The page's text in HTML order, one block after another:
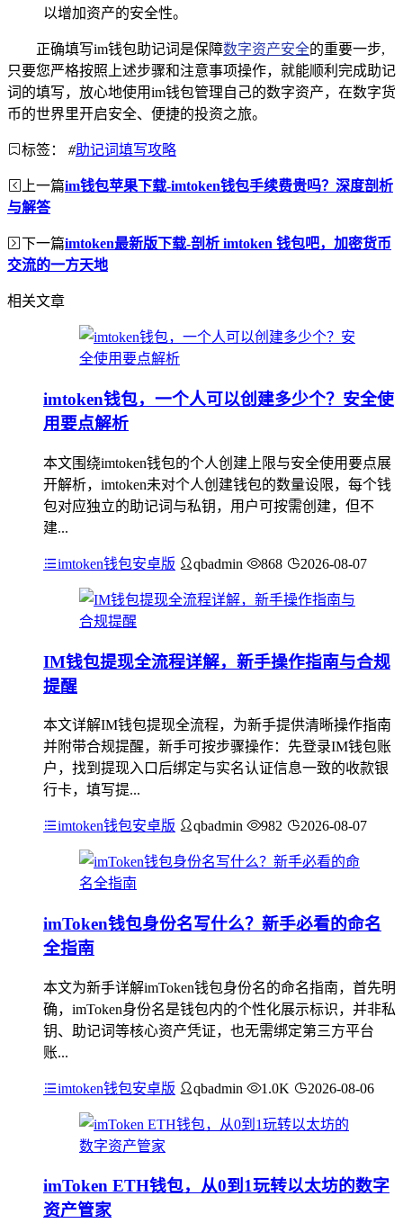
以增加资产的安全性。
正确填写im钱包助记词是保障数字资产安全的重要一步,
只要您严格按照上述步骤和注意事项操作，就能顺利完成助记
词的填写，放心地使用im钱包管理自己的数字资产，在数字货
币的世界里开启安全、便捷的投资之旅。
标签： #助记词填写攻略
上一篇im钱包苹果下载-imtoken钱包手续费贵吗？深度剖析
与解答
下一篇imtoken最新版下载-剖析 imtoken 钱包吧，加密货币
交流的一方天地
相关文章
imtoken钱包，一个人可以创建多少个？安全使
用要点解析
本文围绕imtoken钱包的个人创建上限与安全使用要点展
开解析，imtoken未对个人创建钱包的数量设限，每个钱
包对应独立的助记词与私钥，用户可按需创建，但不
建...
imtoken钱包安卓版 qbadmin 868 2026-08-07
IM钱包提现全流程详解，新手操作指南与合规
提醒
本文详解IM钱包提现全流程，为新手提供清晰操作指南
并附带合规提醒，新手可按步骤操作：先登录IM钱包账
户，找到提现入口后绑定与实名认证信息一致的收款银
行卡，填写提...
imtoken钱包安卓版 qbadmin 982 2026-08-07
imToken钱包身份名写什么？新手必看的命名
全指南
本文为新手详解imToken钱包身份名的命名指南，首先明
确，imToken身份名是钱包内的个性化展示标识，并非私
钥、助记词等核心资产凭证，也无需绑定第三方平台
账...
imtoken钱包安卓版 qbadmin 1.0K 2026-08-06
imToken ETH钱包，从0到1玩转以太坊的数字
资产管家